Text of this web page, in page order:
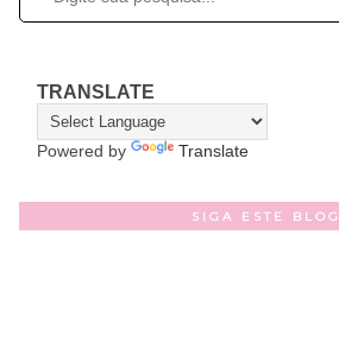
TRANSLATE
Powered by Translate
SIGA ESTE BLOG